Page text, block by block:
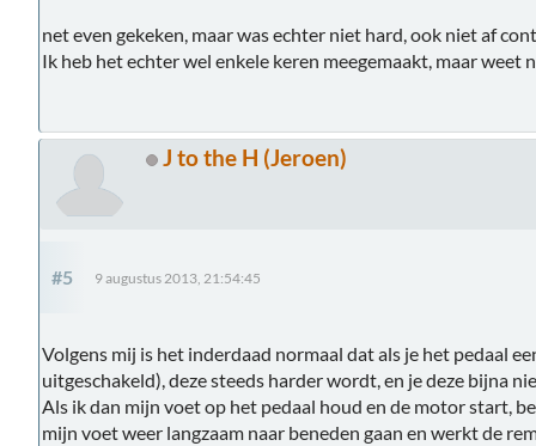
net even gekeken, maar was echter niet hard, ook niet af
Ik heb het echter wel enkele keren meegemaakt, maar weet
J to the H (Jeroen)
#5 9 augustus 2013, 21:54:45
Volgens mij is het inderdaad normaal dat als je het pedaal
uitgeschakeld), deze steeds harder wordt, en je deze bijna
Als ik dan mijn voet op het pedaal houd en de motor start,
mijn voet weer langzaam naar beneden gaan en werkt de